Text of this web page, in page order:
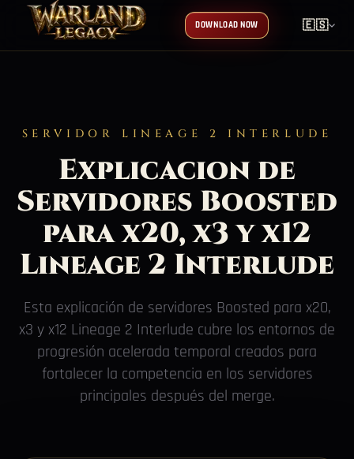
DOWNLOAD NOW 🇪🇸
SERVIDOR LINEAGE 2 INTERLUDE
Explicacion de
Servidores Boosted
para x20, x3 y x12
Lineage 2 Interlude
Esta explicación de servidores Boosted para x20,
x3 y x12 Lineage 2 Interlude cubre los entornos de
progresión acelerada temporal creados para
fortalecer la competencia en los servidores
principales después del merge.